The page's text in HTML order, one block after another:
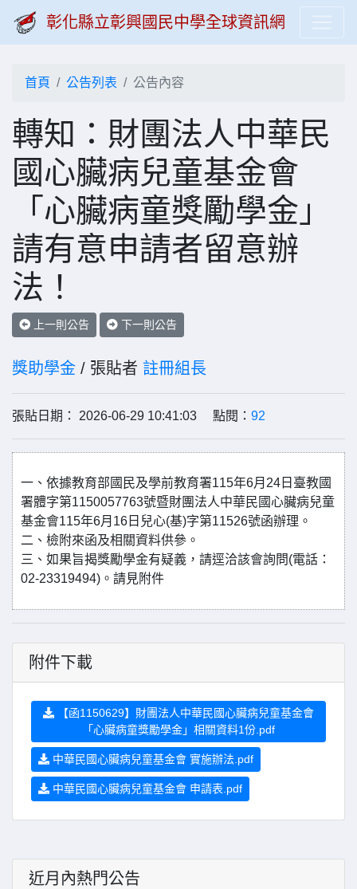
彰化縣立彰興國民中學全球資訊網
首頁 公告列表 公告內容
轉知：財團法人中華民
國心臟病兒童基金會
「心臟病童獎勵學金」
請有意申請者留意辦
法！
上一則公告 下一則公告
獎助學金 / 張貼者 註冊組長
張貼日期： 2026-06-29 10:41:03 點閱： 92
一、依據教育部國民及學前教育署115年6月24日臺教國
署體字第1150057763號暨財團法人中華民國心臟病兒童
基金會115年6月16日兒心(基)字第11526號函辦理。
二、檢附來函及相關資料供參。
三、如果旨揭獎勵學金有疑義，請逕洽該會詢問(電話：
02-23319494)。請見附件
附件下載
【函1150629】財團法人中華民國心臟病兒童基金會
「心臟病童獎勵學金」相關資料1份.pdf
中華民國心臟病兒童基金會 實施辦法.pdf
中華民國心臟病兒童基金會 申請表.pdf
近月內熱門公告